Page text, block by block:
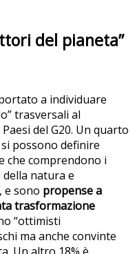
del pianeta”
a individuare
trasversali al
del G20. Un quarto
possono definire
che comprendono i
natura e
e sono propense a
trasformazione
“ottimisti
ma anche convinte